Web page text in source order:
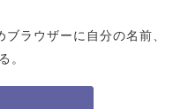
ラウザーに自分の名前、
。